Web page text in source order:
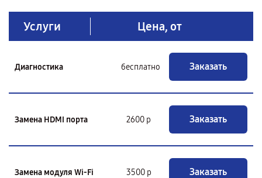
Услуги Цена, от
Диагностика бесплатно Заказать
Замена HDMI порта 2600 р Заказать
Замена модуля Wi-Fi 3500 р Заказать